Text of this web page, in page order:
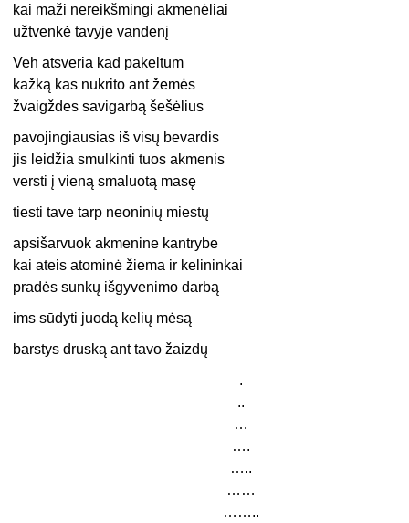
kai maži nereikšmingi akmenėliai
užtvenkė tavyje vandenį
Veh atsveria kad pakeltum
kažką kas nukrito ant žemės
žvaigždes savigarbą šešėlius
pavojingiausias iš visų bevardis
jis leidžia smulkinti tuos akmenis
versti į vieną smaluotą masę
tiesti tave tarp neoninių miestų
apsišarvuok akmenine kantrybe
kai ateis atominė žiema ir kelininkai
pradės sunkų išgyvenimo darbą
ims sūdyti juodą kelių mėsą
barstys druską ant tavo žaizdų
.
..
…
….
…..
……
……..